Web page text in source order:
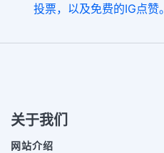
投票，以及免费的IG点赞。
关于我们
网站介绍